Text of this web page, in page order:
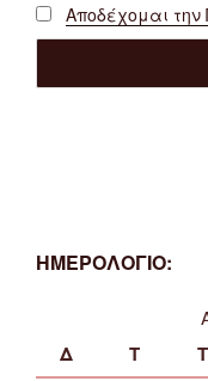
Αποδέχομαι την
ΗΜΕΡΟΛΟΓΙΟ:
Δ Τ Τ